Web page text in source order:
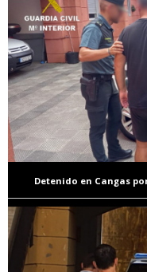
Detenido en Cangas